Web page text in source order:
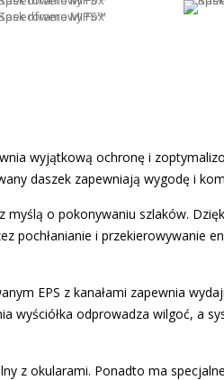
wyjątkową ochronę i
daszek zapewniają wygodę i
myślą o pokonywaniu szlaków.
pochłanianie i przekierowywanie
EPS z kanałami zapewnia
wyściółka odprowadza wilgoć, a
z okularami. Ponadto ma